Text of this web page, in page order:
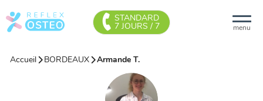
menu
STANDARD
7 JOURS / 7
Accueil BORDEAUX Armande T.